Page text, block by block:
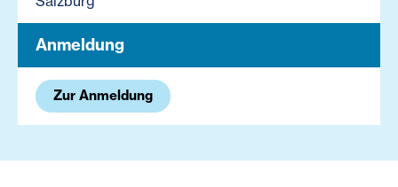
Anmeldung
Zur Anmeldung